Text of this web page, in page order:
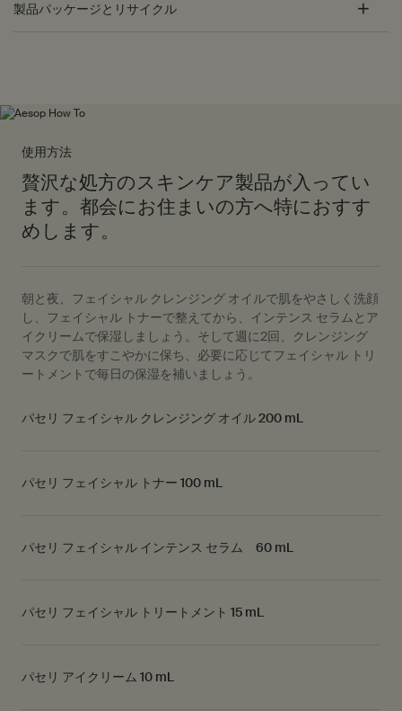
製品パッケージとリサイクル
使用方法
贅沢な処方のスキンケア製品が入ってい
ます。都会にお住まいの方へ特におすす
めします。
朝と夜、フェイシャル クレンジング オイルで肌をやさしく洗顔
し、フェイシャル トナーで整えてから、インテンス セラムとア
イクリームで保湿しましょう。そして週に2回、クレンジング
マスクで肌をすこやかに保ち、必要に応じてフェイシャル トリ
ートメントで毎日の保湿を補いましょう。
パセリ フェイシャル クレンジング オイル 200 mL
パセリ フェイシャル トナー 100 mL
パセリ フェイシャル インテンス セラム 60 mL
パセリ フェイシャル トリートメント 15 mL
パセリ アイクリーム 10 mL